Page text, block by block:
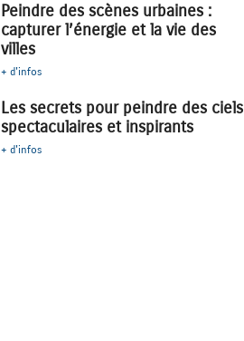
Peindre des scènes urbaines :
capturer l’énergie et la vie des
villes
+ d'infos
Les secrets pour peindre des ciels
spectaculaires et inspirants
+ d'infos